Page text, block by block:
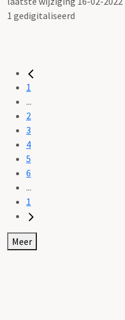
1 gedigitaliseerd
1
...
2
3
4
5
6
...
1
Meer